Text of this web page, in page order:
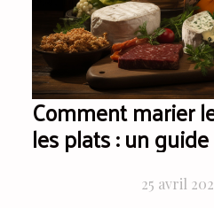
Comment marier
les plats : un
débutants
25 avril